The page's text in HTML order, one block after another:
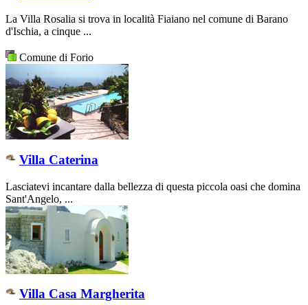
La Villa Rosalia si trova in località Fiaiano nel comune di Barano
d'Ischia, a cinque ...
Comune di Forio
Villa Caterina
Lasciatevi incantare dalla bellezza di questa piccola oasi che domina
Sant'Angelo, ...
Villa Casa Margherita